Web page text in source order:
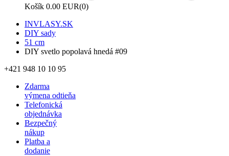
Košík 0.00 EUR(0)
INVLASY.SK
DIY sady
51 cm
DIY svetlo popolavá hnedá #09
+421 948 10 10 95
Zdarma
výmena odtieňa
Telefonická
objednávka
Bezpečný
nákup
Platba a
dodanie